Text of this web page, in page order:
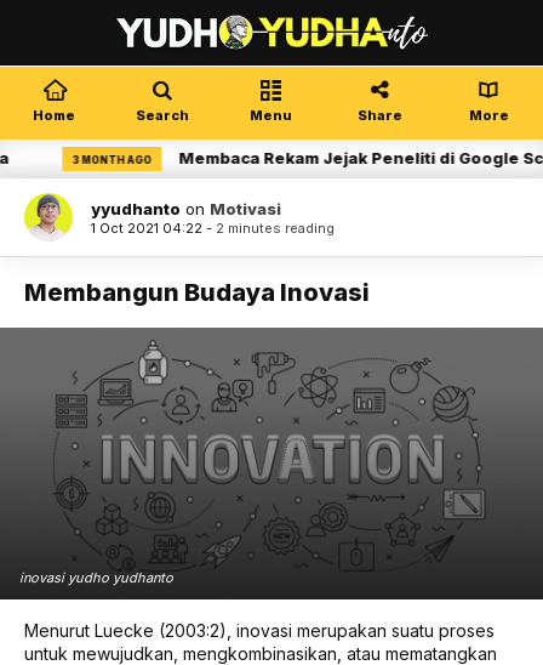
Home Search Menu Share More
3 MONTH AGO Membaca Rekam Jejak Peneliti di Google
yyudhanto on Motivasi
1 Oct 2021 04:22 - 2 minutes reading
Membangun Budaya Inovasi
inovasi yudho yudhanto
Menurut Luecke (2003:2), inovasi merupakan suatu proses
untuk mewujudkan, mengkombinasikan, atau mematangkan